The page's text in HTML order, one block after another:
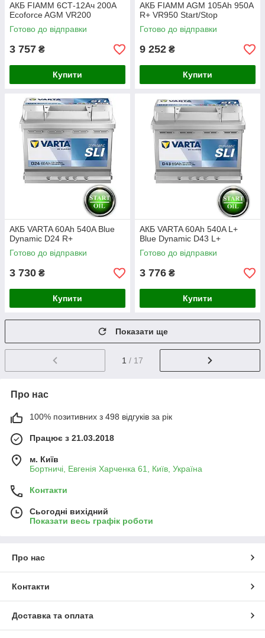
АКБ FIAMM 6СТ-12Ач 200А
Ecoforce AGM VR200
Готово до відправки
3 757 ₴
Купити
АКБ FIAMM AGM 105Ah 950А
R+ VR950 Start/Stop
Готово до відправки
9 252 ₴
Купити
АКБ VARTA 60Ah 540A Blue
Dynamic D24 R+
Готово до відправки
3 730 ₴
Купити
АКБ VARTA 60Ah 540A L+
Blue Dynamic D43 L+
Готово до відправки
3 776 ₴
Купити
Показати ще
1 / 17
Про нас
100% позитивних з 498 відгуків за рік
Працює з 21.03.2018
м. Київ
Бортничі, Евгенія Харченка 61, Київ, Україна
Контакти
Сьогодні вихідний
Показати весь графік роботи
Про нас
Контакти
Доставка та оплата